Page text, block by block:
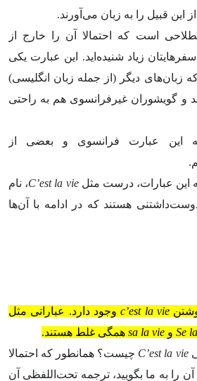
از این قبیل را به زبان می‌آورند.
است که احتمالا آن را خارج از
زیاد شنیده‌اید. این عبارت یکی
زبان‌های دیگر (از جمله زبان انگلیسی)
و گویشوران غیرفرانسوی هم به راحتی
به این عبارت فرانسوی و بعضی از
این عبارات، درست مثلC’est la vie، نام
هستند که در ادامه با آن‌ها
c’est la vieوجود دارد. عباراتی مثل
Se و sa la vie همگی غلط هستند.
C’est la vie چیست؟ همانطور که احتمالا
را به ما بگویید، ترجمه تحت‌اللفظی آن